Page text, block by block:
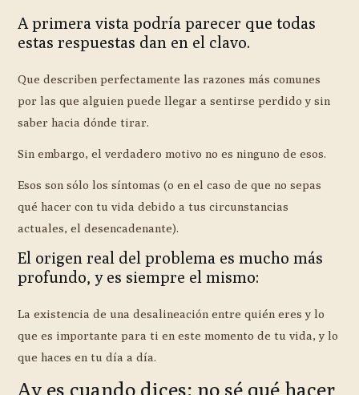
A primera vista podría parecer que todas
estas respuestas dan en el clavo.
Que describen perfectamente las razones más comunes
por las que alguien puede llegar a sentirse perdido y sin
saber hacia dónde tirar.
Sin embargo, el verdadero motivo no es ninguno de esos.
Esos son sólo los síntomas (o en el caso de que no sepas
qué hacer con tu vida debido a tus circunstancias
actuales, el desencadenante).
El origen real del problema es mucho más
profundo, y es siempre el mismo:
La existencia de una desalineación entre quién eres y lo
que es importante para ti en este momento de tu vida, y lo
que haces en tu día a día.
Ay es cuando dices; no sé qué hacer